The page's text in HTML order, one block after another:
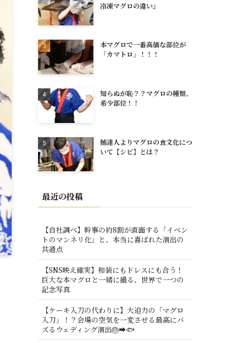
冷凍マグロの違い』
本マグロで一番高価な部位が
「カマトロ」！！！
知らぬが恥？？マグロの種類、
希少部位！！
鮪達人よりマグロの食文化につ
いて【シビ】とは？
最近の投稿
【自社調べ】幹事の約8割が直面する「イベン
トのマンネリ化」と、本当に喜ばれた演出の
共通点
【SNS映え確実】和装にもドレスにも合う！
巨大な本マグロと一緒に撮る、世界で一つの
記念写真
【ケーキ入刀の代わりに】大迫力の「マグロ
入刀」！？会場の空気を一変させる最高にバ
ズるウェディング演出🎂➡️🐟